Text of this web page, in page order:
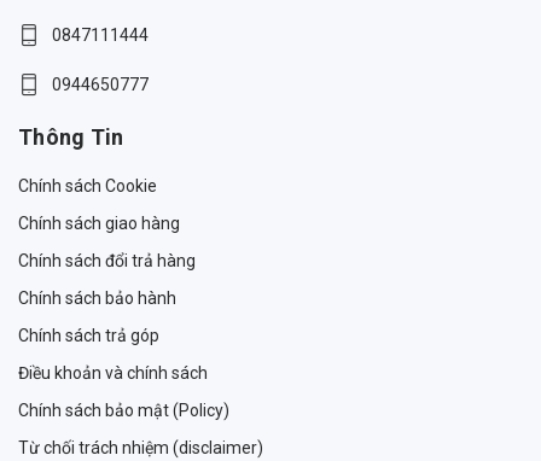
0847111444
0944650777
Thông Tin
Chính sách Cookie
Chính sách giao hàng
Chính sách đổi trả hàng
Chính sách bảo hành
Chính sách trả góp
Điều khoản và chính sách
Chính sách bảo mật (Policy)
Từ chối trách nhiệm (disclaimer)